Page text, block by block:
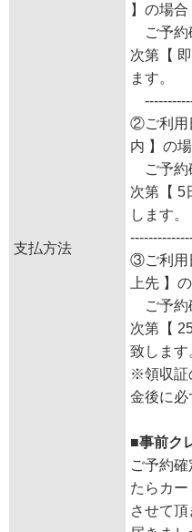
支払方法
】の場合
ご予約
次第【
ます。
②ご利用
内 】の
ご予約
次第【 5
します。
③ご利用
上先 】
ご予約
次第【
致します
※領収証
金後に必
■事前ク
ご予約
たらカ
させて頂